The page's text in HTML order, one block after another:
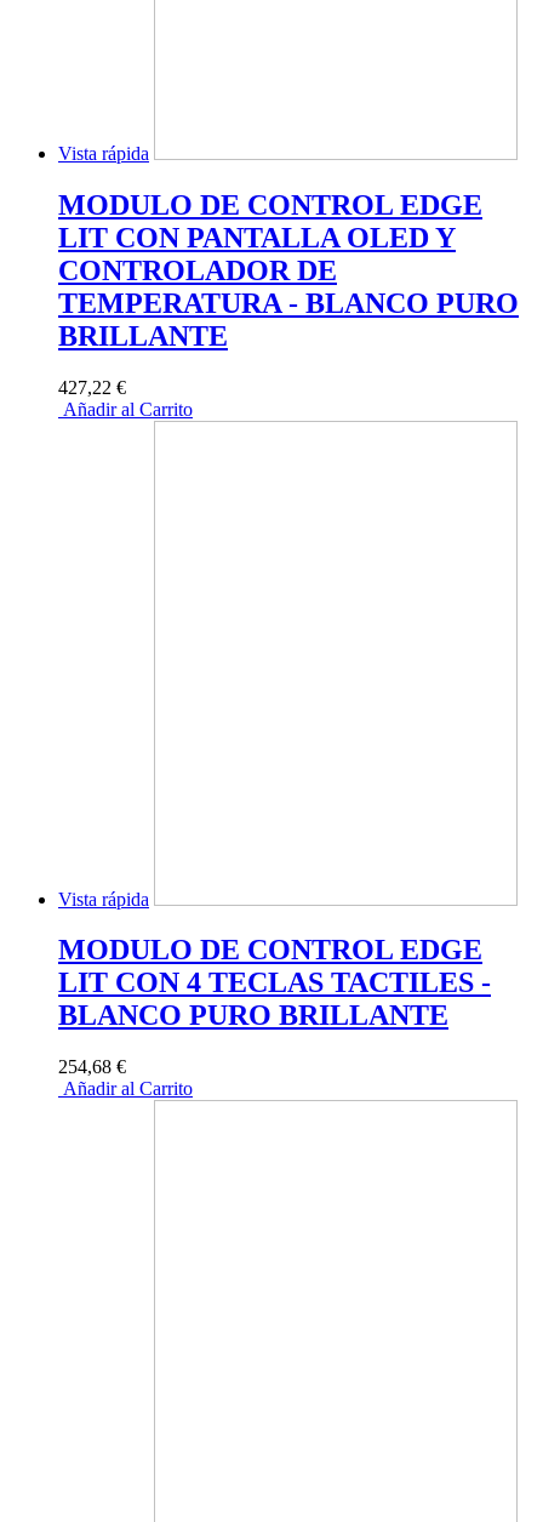
Vista rápida
MODULO DE CONTROL EDGE
LIT CON PANTALLA OLED Y
CONTROLADOR DE
TEMPERATURA - BLANCO PURO
BRILLANTE
427,22 €
Añadir al Carrito
Vista rápida
MODULO DE CONTROL EDGE
LIT CON 4 TECLAS TACTILES -
BLANCO PURO BRILLANTE
254,68 €
Añadir al Carrito